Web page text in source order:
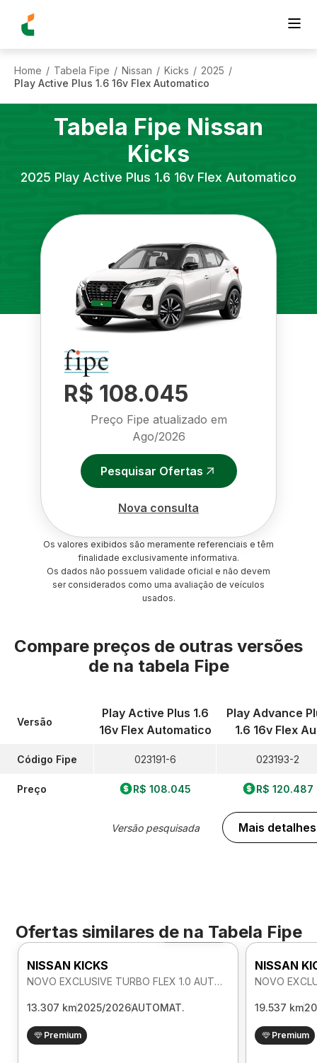
Home / Tabela Fipe / Nissan / Kicks / 2025 /
Play Active Plus 1.6 16v Flex Automatico
Tabela Fipe Nissan
Kicks
2025 Play Active Plus 1.6 16v Flex Automatico
R$ 108.045
Preço Fipe atualizado em
Ago/2026
Pesquisar Ofertas
Nova consulta
Os valores exibidos são meramente referenciais e têm
finalidade exclusivamente informativa.
Os dados não possuem validade oficial e não devem
ser considerados como uma avaliação de veículos
usados.
Compare preços de outras versões
de na tabela Fipe
Versão
Código Fipe
Preço
Play Active Plus 1.6
16v Flex Automatico
023191-6
R$ 108.045
Versão pesquisada
Play Advance
1.6 16v Flex
023193-2
R$ 120.487
Mais detalhes
Ofertas similares de na Tabela Fipe
Foto 360º
NISSAN KICKS
NOVO EXCLUSIVE TURBO FLEX 1.0 AUTOMATICO
13.307 km2025/2026AUTOMAT.
Premium
NISSAN
19.537 km
Premium